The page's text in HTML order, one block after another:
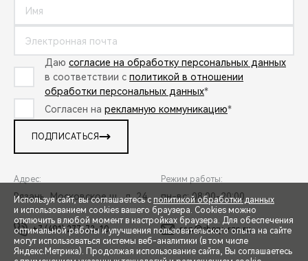
СПЕЦПРЕДЛОЖЕНИЯ
Даю согласие на обработку персональных данных
в соответствии с политикой в отношении
обработки персональных данных*
Согласен на рекламную коммуникацию*
ПОДПИСАТЬСЯ
Адрес:
Рязань, Московское ш., д. 24
Режим работы:
пн-вс: 08:00-20:00
+7 (491) 277-73-10 rop@chery-rzn.ru
Используя сайт, вы соглашаетесь с политикой обработки данных
и использованием cookies вашего браузера. Cookies можно
отключить в любой момент в настройках браузера. Для обеспечения
оптимальной работы и улучшения пользовательского опыта на сайте
могут использоваться системы веб-аналитики (в том числе
Яндекс.Метрика). Продолжая использование сайта, Вы соглашаетесь